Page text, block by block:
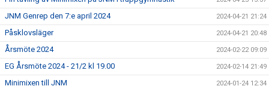
JNM Genrep den 7:e april 2024 2024-04-21 21:24
Påsklovsläger 2024-04-21 20:48
Årsmöte 2024 2024-02-22 09:09
EG Årsmöte 2024 - 21/2 kl 19.00 2024-02-14 21:49
Minimixen till JNM 2024-01-24 12:34